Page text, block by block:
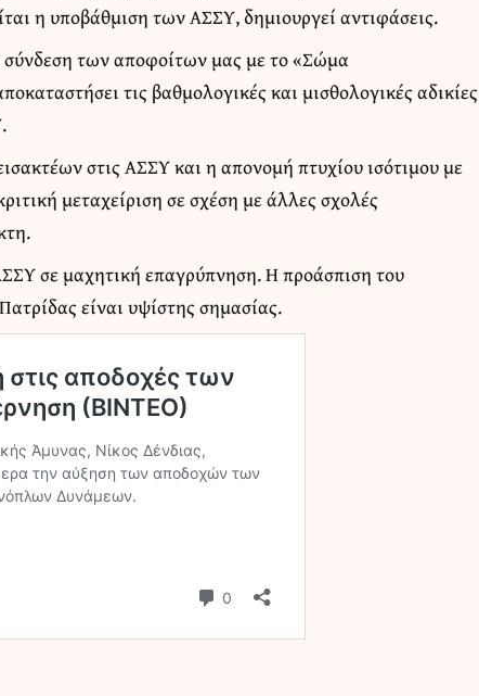
η υποβάθμιση των ΑΣΣΥ, δημιουργεί αντιφάσεις.
σύνδεση των αποφοίτων μας με το «Σώμα
τις βαθμολογικές και μισθολογικές αδικίες
στις ΑΣΣΥ και η απονομή πτυχίου ισότιμου με
μεταχείριση σε σχέση με άλλες σχολές
σε μαχητική επαγρύπνηση. Η προάσπιση του
είναι υψίστης σημασίας.